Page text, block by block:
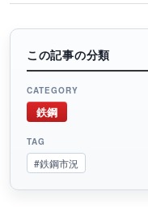
この記事の分類
CATEGORY
鉄鋼
TAG
#鉄鋼市況